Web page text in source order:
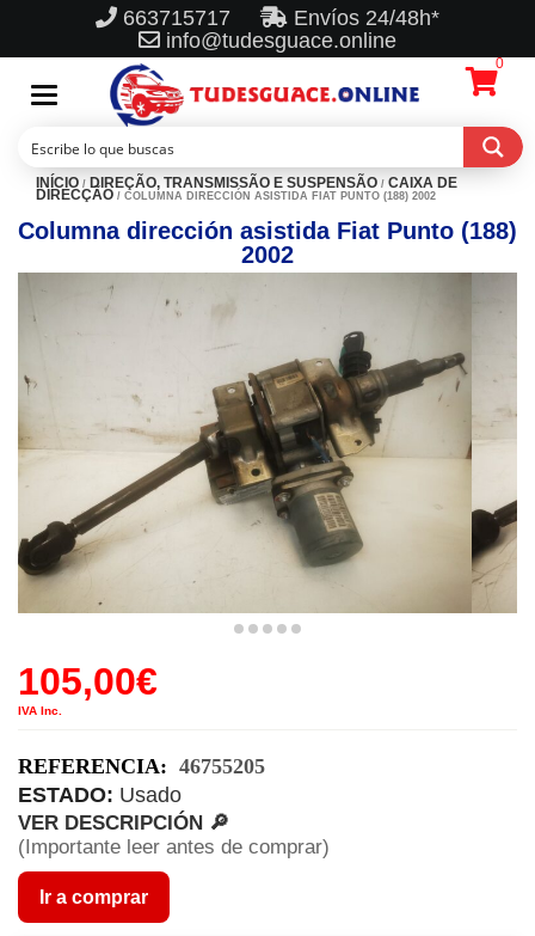
663715717
Envíos 24/48h*
info@tudesguace.online
Toggle
navigation
0
INÍCIO / DIREÇÃO, TRANSMISSÃO E SUSPENSÃO / CAIXA DE
DIRECÇÃO / COLUMNA DIRECCIÓN ASISTIDA FIAT PUNTO (188) 2002
Columna dirección asistida Fiat Punto (188)
2002
105,00€
IVA Inc.
REFERENCIA: 46755205
ESTADO: Usado
VER DESCRIPCIÓN 🔎
(Importante leer antes de comprar)
Ir a comprar